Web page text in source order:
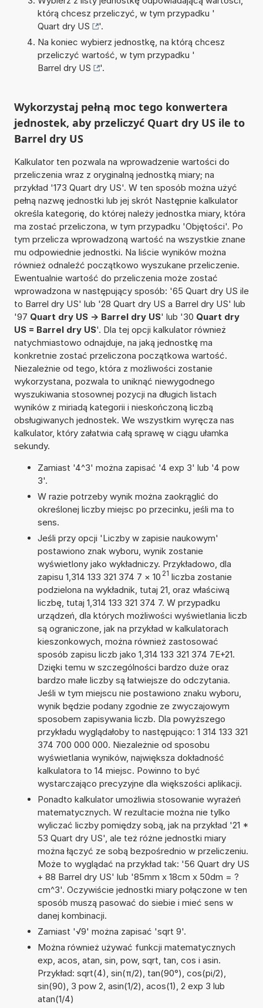
którą chcesz przeliczyć, w tym przypadku '
Quart dry US
'.
Na koniec wybierz jednostkę, na którą chcesz
przeliczyć wartość, w tym przypadku '
Barrel dry US
'.
Wykorzystaj pełną moc tego konwertera
jednostek, aby przeliczyć Quart dry US ile to
Barrel dry US
Kalkulator ten pozwala na wprowadzenie wartości do
przeliczenia wraz z oryginalną jednostką miary; na
przykład '173 Quart dry US'. W ten sposób można użyć
pełną nazwę jednostki lub jej skrót Następnie kalkulator
określa kategorię, do której należy jednostka miary, która
ma zostać przeliczona, w tym przypadku 'Objętości'. Po
tym przelicza wprowadzoną wartość na wszystkie znane
mu odpowiednie jednostki. Na liście wyników można
również odnaleźć początkowo wyszukane przeliczenie.
Ewentualnie wartość do przeliczenia może zostać
wprowadzona w następujący sposób: '65 Quart dry US ile
to Barrel dry US' lub '28 Quart dry US a Barrel dry US' lub
'97 Quart dry US -> Barrel dry US' lub '30 Quart dry
US = Barrel dry US'. Dla tej opcji kalkulator również
natychmiastowo odnajduje, na jaką jednostkę ma
konkretnie zostać przeliczona początkowa wartość.
Niezależnie od tego, która z możliwości zostanie
wykorzystana, pozwala to uniknąć niewygodnego
wyszukiwania stosownej pozycji na długich listach
wyników z miriadą kategorii i nieskończoną liczbą
obsługiwanych jednostek. We wszystkim wyręcza nas
kalkulator, który załatwia całą sprawę w ciągu ułamka
sekundy.
Zamiast '4^3' można zapisać '4 exp 3' lub '4 pow
3'.
W razie potrzeby wynik można zaokrąglić do
określonej liczby miejsc po przecinku, jeśli ma to
sens.
Jeśli przy opcji 'Liczby w zapisie naukowym'
postawiono znak wyboru, wynik zostanie
wyświetlony jako wykładniczy. Przykładowo, dla
zapisu 1,314 133 321 374 7 × 10 21 liczba zostanie
podzielona na wykładnik, tutaj 21, oraz właściwą
liczbę, tutaj 1,314 133 321 374 7. W przypadku
urządzeń, dla których możliwości wyświetlania liczb
są ograniczone, jak na przykład w kalkulatorach
kieszonkowych, można również zastosować
sposób zapisu liczb jako 1,314 133 321 374 7E+21.
Dzięki temu w szczególności bardzo duże oraz
bardzo małe liczby są łatwiejsze do odczytania.
Jeśli w tym miejscu nie postawiono znaku wyboru,
wynik będzie podany zgodnie ze zwyczajowym
sposobem zapisywania liczb. Dla powyższego
przykładu wyglądałoby to następująco: 1 314 133 321
374 700 000 000. Niezależnie od sposobu
wyświetlania wyników, największa dokładność
kalkulatora to 14 miejsc. Powinno to być
wystarczająco precyzyjne dla większości aplikacji.
Ponadto kalkulator umożliwia stosowanie wyrażeń
matematycznych. W rezultacie można nie tylko
wyliczać liczby pomiędzy sobą, jak na przykład '21 *
53 Quart dry US', ale też różne jednostki miary
można łączyć ze sobą bezpośrednio w przeliczeniu.
Może to wyglądać na przykład tak: '56 Quart dry US
+ 88 Barrel dry US' lub '85mm x 18cm x 50dm = ?
cm^3'. Oczywiście jednostki miary połączone w ten
sposób muszą pasować do siebie i mieć sens w
danej kombinacji.
Zamiast '√9' można zapisać 'sqrt 9'.
Można również używać funkcji matematycznych
exp, acos, atan, sin, pow, sqrt, tan, cos i asin.
Przykład: sqrt(4), sin(π/2), tan(90°), cos(pi/2),
sin(90), 3 pow 2, asin(1/2), acos(1), 2 exp 3 lub
atan(1/4)